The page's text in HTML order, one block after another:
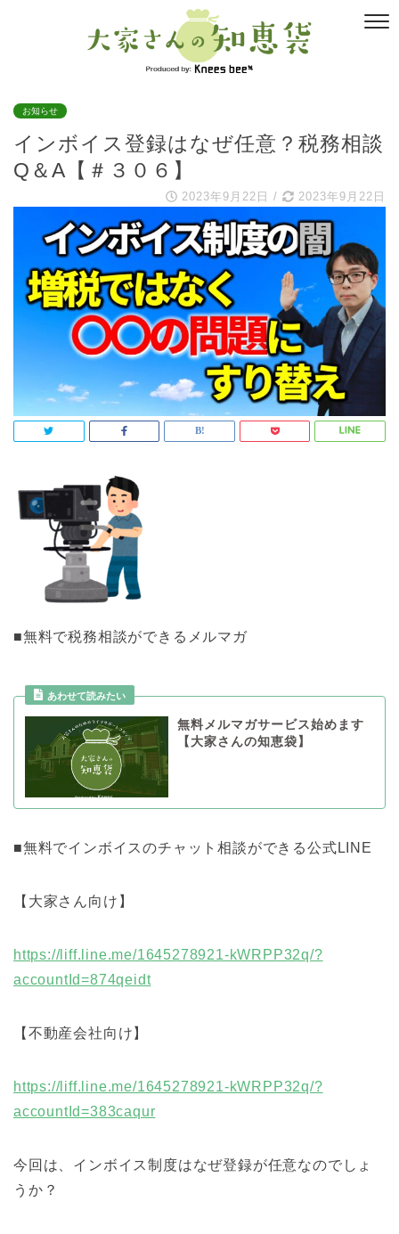
お知らせ
インボイス登録はなぜ任意？税務相談
Q＆A【＃３０６】
2023年9月22日 / 2023年9月22日
■無料で税務相談ができるメルマガ
あわせて読みたい
無料メルマガサービス始めます
【大家さんの知恵袋】
■無料でインボイスのチャット相談ができる公式LINE
【大家さん向け】
https://liff.line.me/1645278921-kWRPP32q/?
accountId=874qeidt
【不動産会社向け】
https://liff.line.me/1645278921-kWRPP32q/?
accountId=383caqur
今回は、インボイス制度はなぜ登録が任意なのでしょ
うか？